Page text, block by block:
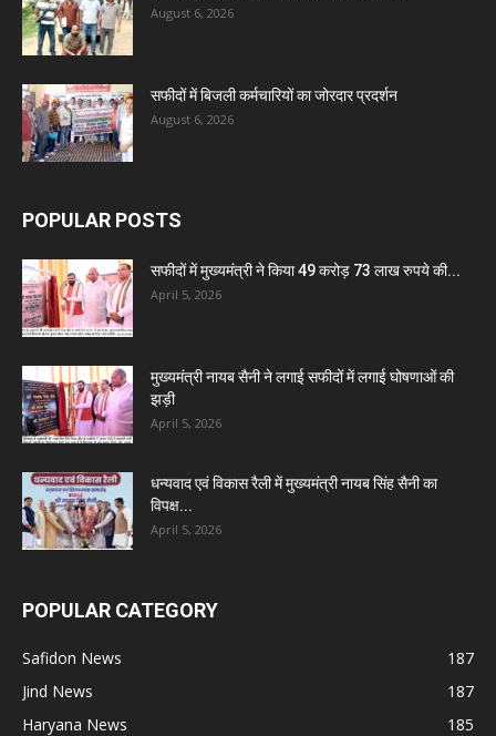
August 6, 2026
सफीदों में बिजली कर्मचारियों का जोरदार प्रदर्शन
August 6, 2026
POPULAR POSTS
सफीदों में मुख्यमंत्री ने किया 49 करोड़ 73 लाख रुपये की...
April 5, 2026
मुख्यमंत्री नायब सैनी ने लगाई सफीदों में लगाई घोषणाओं की
झड़ी
April 5, 2026
धन्यवाद एवं विकास रैली में मुख्यमंत्री नायब सिंह सैनी का
विपक्ष...
April 5, 2026
POPULAR CATEGORY
Safidon News
187
Jind News
187
Haryana News
185